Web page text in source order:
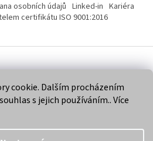
cookie. Dalším procházením
s jejich používáním.. Více
osobních údajů Linked-in Kariéra
certifikátu ISO 9001:2016